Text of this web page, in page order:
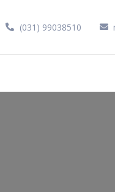
(031) 99038510